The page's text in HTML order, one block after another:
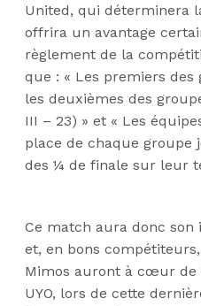
United, qui déterminera
offrira un avantage
règlement de la
que : « Les premiers
les deuxièmes des
III – 23) » et « Les
place de chaque
des ¼ de finale sur leur
Ce match aura donc
et, en bons
Mimos auront à cœur de
UYO, lors de cette